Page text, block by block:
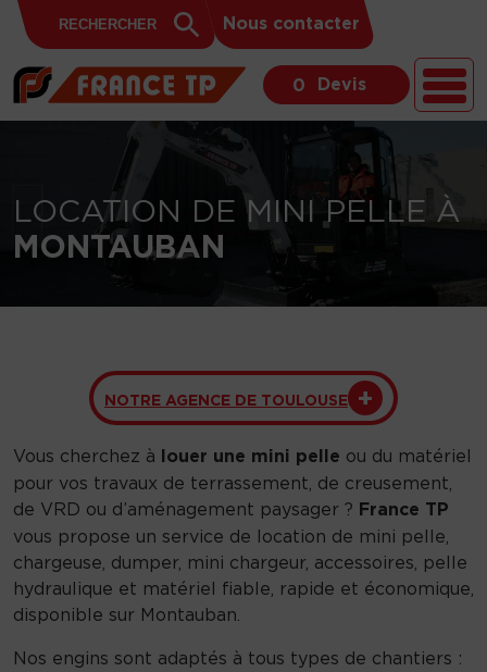
Skip to content
for:
Search
Button
Nous contacter
0 Devis
LOCATION DE MINI PELLE À
MONTAUBAN
NOTRE AGENCE DE TOULOUSE
Vous cherchez à louer une mini pelle ou du matériel
pour vos travaux de terrassement, de creusement,
de VRD ou d’aménagement paysager ? France TP
vous propose un service de location de mini pelle,
chargeuse, dumper, mini chargeur, accessoires, pelle
hydraulique et matériel fiable, rapide et économique,
disponible sur Montauban.
Nos engins sont adaptés à tous types de chantiers :